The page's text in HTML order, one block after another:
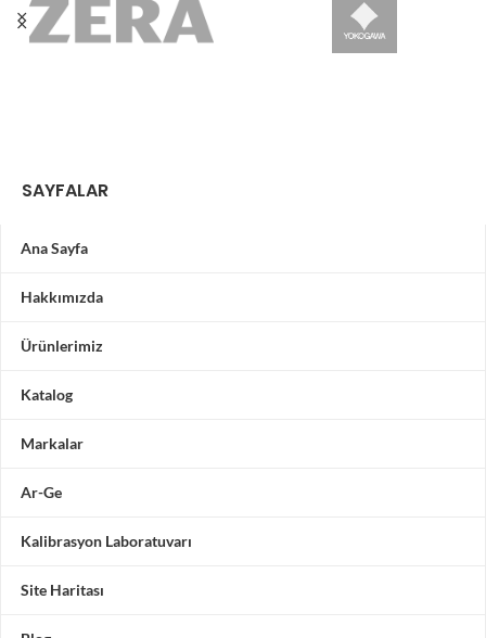
SAYFALAR
Ana Sayfa
Hakkımızda
Ürünlerimiz
Katalog
Markalar
Ar-Ge
Kalibrasyon Laboratuvarı
Site Haritası